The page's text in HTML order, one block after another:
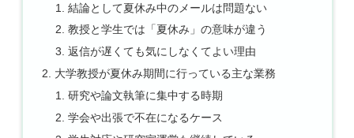
結論として夏休み中のメールは問題ない
教授と学生では「夏休み」の意味が違う
返信が遅くても気にしなくてよい理由
大学教授が夏休み期間に行っている主な業務
研究や論文執筆に集中する時期
学会や出張で不在になるケース